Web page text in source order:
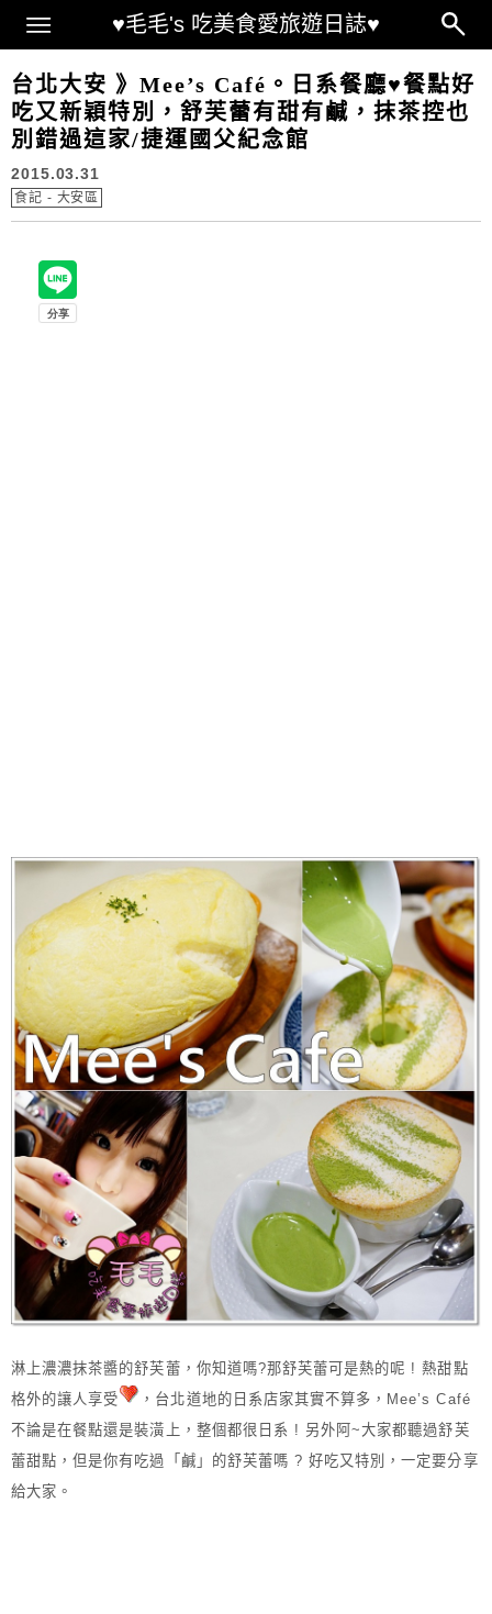
♥毛毛's 吃美食愛旅遊日誌♥
Main Menu
台北大安 》Mee’s Café。日系餐廳♥餐點好
吃又新穎特別，舒芙蕾有甜有鹹，抹茶控也
別錯過這家/捷運國父紀念館
2015.03.31
食記 - 大安區
淋上濃濃抹茶醬的舒芙蕾，你知道嗎?那舒芙蕾可是熱的呢 ! 熱甜點
格外的讓人享受
，台北道地的日系店家其實不算多，Mee’s Café
不論是在餐點還是裝潢上，整個都很日系 ! 另外阿~大家都聽過舒芙
蕾甜點，但是你有吃過「鹹」的舒芙蕾嗎 ? 好吃又特別，一定要分享
給大家。